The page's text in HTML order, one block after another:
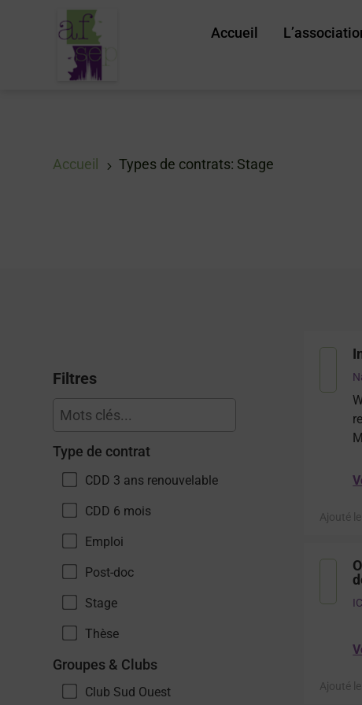
Accueil
Accueil 5 Types de contrats: Stage
Filtres
Type de contrat
CDD 3 ans renouvelable
CDD 6 mois
Emploi
Post-doc
Stage
Thèse
Groupes & Clubs
Club Sud Ouest
Ajouté
Ajouté